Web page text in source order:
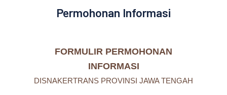
Permohonan Informasi